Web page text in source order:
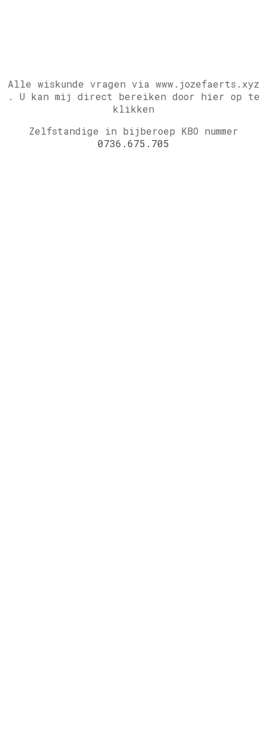
Alle wiskunde vragen via www.jozefaerts.xyz
. U kan mij direct bereiken door hier op te
klikken
Zelfstandige in bijberoep KBO nummer
0736.675.705